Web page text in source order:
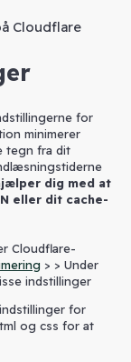
for
minimerer
tegn fra dit
dig med at
eller dit cache-
Cloudflare-
> > Under
indstillinger